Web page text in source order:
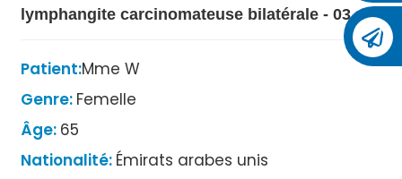
lymphangite carcinomateuse bilatérale - 03
Patient:Mme W
Genre: Femelle
Âge: 65
Nationalité: Émirats arabes unis